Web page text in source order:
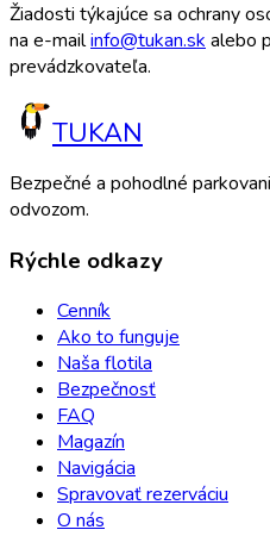
Žiadosti týkajúce sa ochrany
na e-mailinfo@tukan.sk alebo
prevádzkovateľa.
TUKAN
Bezpečné a pohodlné
odvozom.
Rýchle odkazy
Cenník
Ako to funguje
Naša flotila
Bezpečnosť
FAQ
Magazín
Navigácia
Spravovať rezerváciu
O nás